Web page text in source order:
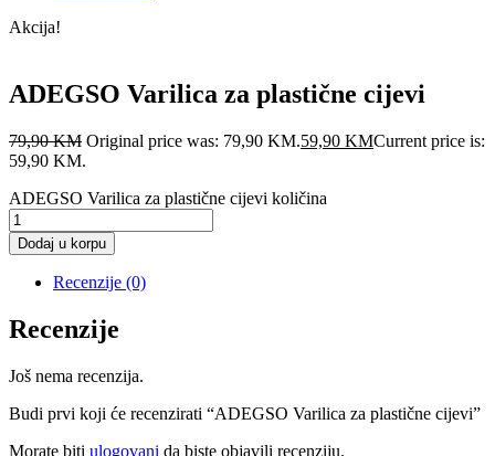
Akcija!
ADEGSO Varilica za plastične cijevi
79,90KM Original price was: 79,90 KM.59,90 KMCurrent price is:
59,90 KM.
ADEGSO Varilica za plastične cijevi količina
Dodaj u korpu
Recenzije (0)
Recenzije
Još nema recenzija.
Budi prvi koji će recenzirati “ADEGSO Varilica za plastične cijevi”
Morate biti ulogovani da biste objavili recenziju.